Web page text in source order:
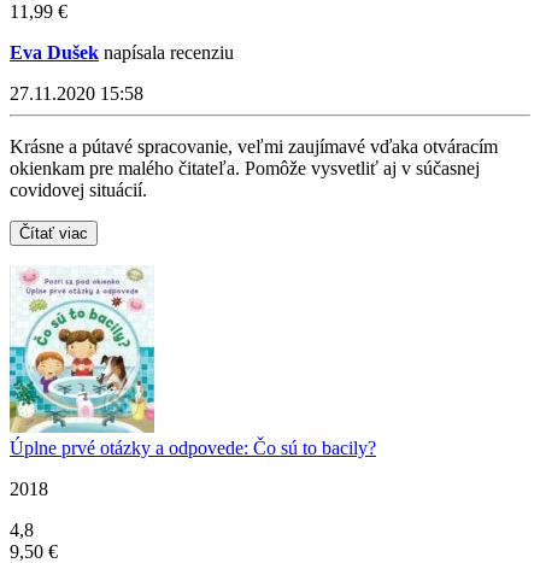
11,99 €
Eva Dušek napísala recenziu
27.11.2020 15:58
Krásne a pútavé spracovanie, veľmi zaujímavé vďaka otváracím
okienkam pre malého čitateľa. Pomôže vysvetliť aj v súčasnej
covidovej situácií.
Čítať viac
Úplne prvé otázky a odpovede: Čo sú to bacily?
2018
4,8
9,50 €